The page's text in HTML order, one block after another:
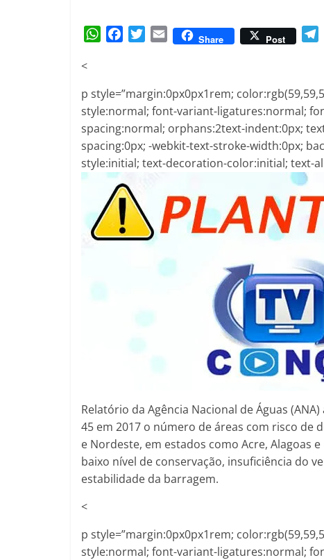
W
s
A
p
p
b
o
o
k
t
e
r
E
l
Share Post
g
r
a
<
p style=”margin:0px0px1rem;
style:normal; font-variant-ligatures:normal;
spacing:normal; orphans:2text-indent:0px;
spacing:0px; -webkit-text-stroke-width:0px;
style:initial; text-decoration-color:initial; text-
Relatório da Agência Nacional de Águas
45 em 2017 o número de áreas com risco de
e Nordeste, em estados como Acre, Alagoas
baixo nível de conservação, insuficiência do
estabilidade da barragem.
<
p style=”margin:0px0px1rem;
style:normal; font-variant-ligatures:normal;